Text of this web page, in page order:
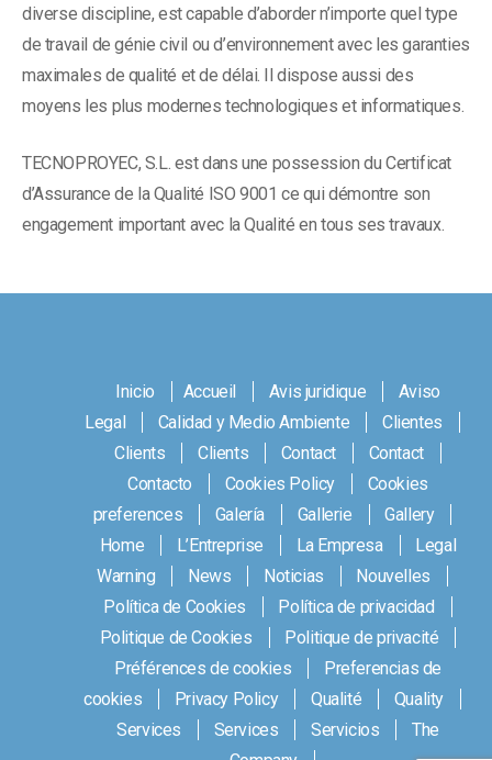
diverse discipline, est capable d’aborder n’importe quel type
de travail de génie civil ou d’environnement avec les garanties
maximales de qualité et de délai. Il dispose aussi des
moyens les plus modernes technologiques et informatiques.
TECNOPROYEC, S.L. est dans une possession du Certificat
d’Assurance de la Qualité ISO 9001 ce qui démontre son
engagement important avec la Qualité en tous ses travaux.
Inicio Accueil Avis juridique
Aviso
Legal
Calidad y Medio Ambiente
Clientes
Clients
Clients Contact
Contact
Contacto
Cookies Policy
Cookies
preferences
Galería Gallerie
Gallery
Home
L’Entreprise La Empresa
Legal
Warning
News Noticias
Nouvelles
Política de Cookies
Política de privacidad
Politique de Cookies
Politique de privacité
Préférences de cookies
Preferencias de
cookies
Privacy Policy Qualité
Quality
Services
Services Servicios
The